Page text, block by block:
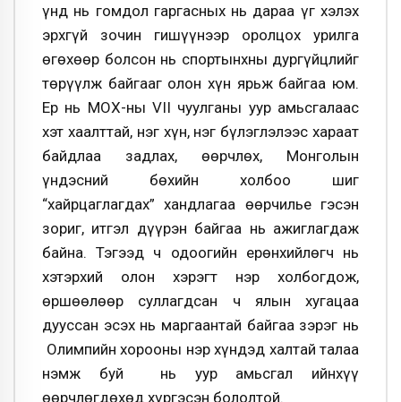
Үүнд нь гомдол гаргасных нь дараа үг хэлэх
эрхгүй зочин гишүүнээр оролцох урилга
өгөхөөр болсон нь спортынхны дургүйцлийг
төрүүлж байгааг олон хүн ярьж байгаа юм.
Ер нь МҮОХ-ны VII чуулганы уур амьсгалаас
хэт хаалттай, нэг хүн, нэг бүлэглэлээс хараат
байдлаа задлах, өөрчлөх, Монголын
үндэсний бөхийн холбоо шиг
“хайрцаглагдах” хандлагаа өөрчилье гэсэн
зориг, итгэл дүүрэн байгаа нь ажиглагдаж
байна. Тэгээд ч одоогийн ерөнхийлөгч нь
хэтэрхий олон хэрэгт нэр холбогдож,
өршөөлөөр суллагдсан ч ялын хугацаа
дууссан эсэх нь маргаантай байгаа зэрэг нь
Олимпийн хорооны нэр хүндэд халтай талаа
нэмж буй нь уур амьсгал ийнхүү
өөрчлөгдөхөд хүргэсэн бололтой.